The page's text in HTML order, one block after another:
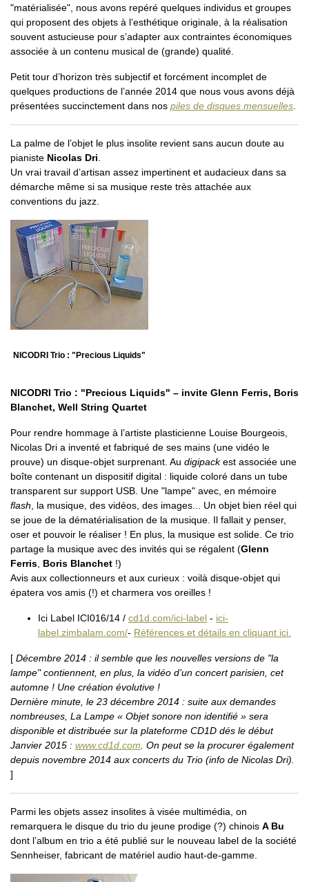
"matérialisée", nous avons repéré quelques individus et groupes
qui proposent des objets à l’esthétique originale, à la réalisation
souvent astucieuse pour s’adapter aux contraintes économiques
associée à un contenu musical de (grande) qualité.
Petit tour d’horizon très subjectif et forcément incomplet de
quelques productions de l’année 2014 que nous vous avons déjà
présentées succinctement dans nos piles de disques mensuelles.
La palme de l’objet le plus insolite revient sans aucun doute au
pianiste Nicolas Dri.
Un vrai travail d’artisan assez impertinent et audacieux dans sa
démarche même si sa musique reste très attachée aux
conventions du jazz.
NICODRI Trio : "Precious Liquids"
NICODRI Trio : "Precious Liquids" – invite Glenn Ferris, Boris
Blanchet, Well String Quartet
Pour rendre hommage à l’artiste plasticienne Louise Bourgeois,
Nicolas Dri a inventé et fabriqué de ses mains (une vidéo le
prouve) un disque-objet surprenant. Au digipackest associée une
boîte contenant un dispositif digital : liquide coloré dans un tube
transparent sur support USB. Une "lampe" avec, en mémoire
flash , la musique, des vidéos, des images... Un objet bien réel qui
se joue de la dématérialisation de la musique. Il fallait y penser,
oser et pouvoir le réaliser ! En plus, la musique est solide. Ce trio
partage la musique avec des invités qui se régalent (Glenn
Ferris Boris Blanchet !)
Avis aux collectionneurs et aux curieux : voilà disque-objet qui
épatera vos amis (!) et charmera vos oreilles !
Ici Label ICI016/14 / cd1d.com/ici-label - ici-
label.zimbalam.com/- Références et détails en cliquant ici.
[ Décembre 2014 : il semble que les nouvelles versions de "la
lampe" contiennent, en plus, la vidéo d’un concert parisien, cet
automne ! Une création évolutive !
Dernière minute, le 23 décembre 2014 : suite aux demandes
nombreuses, La Lampe « Objet sonore non identifié » sera
disponible et distribuée sur la plateforme CD1D dés le début
Janvier 2015 : www.cd1d.com . On peut se la procurer également
depuis novembre 2014 aux concerts du Trio (info de Nicolas Dri).
]
Parmi les objets assez insolites à visée multimédia, on
remarquera le disque du trio du jeune prodige (?) chinois A Bu
dont l’album en trio a été publié sur le nouveau label de la société
Sennheiser, fabricant de matériel audio haut-de-gamme.